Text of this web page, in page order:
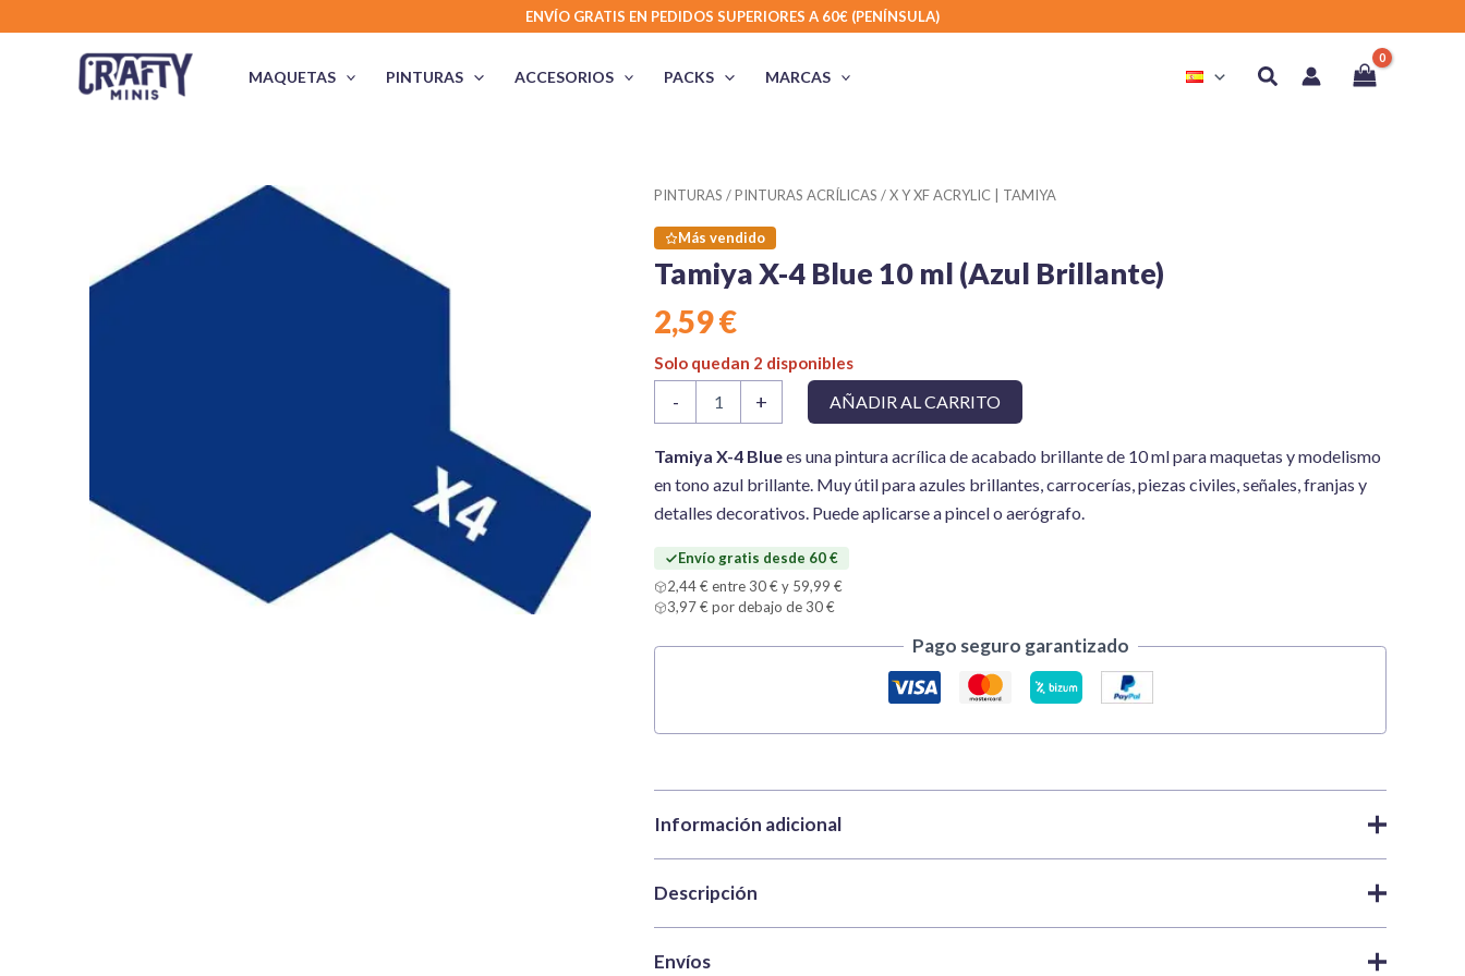
contenido
ENVÍO GRATIS EN PEDIDOS SUPERIORES A 60€ (PENÍNSULA)
MAQUETAS PINTURAS ACCESORIOS PACKS MARCAS Buscar
PINTURAS /PINTURAS ACRÍLICAS /X Y XF ACRYLIC | TAMIYA
Más vendido
Tamiya X-4 Blue 10 ml (Azul Brillante)
2,59€
Solo quedan 2 disponibles
-
Blue
(Azul
cantidad
+ AÑADIR AL CARRITO
Tamiya X-4 Bluees una pintura acrílica de acabado brillante de 10 ml para maquetas y modelismo
en tono azul brillante. Muy útil para azules brillantes, carrocerías, piezas civiles, señales, franjas y
detalles decorativos. Puede aplicarse a pincel o aerógrafo.
Envío gratis desde 60 €
2,44 € entre 30 € y 59,99 €
3,97 € por debajo de 30 €
Pago seguro garantizado
Información adicional
Marca
Categorías
Pinturas,Pinturas acrílicas,X y XF Acrylic | Tamiya
SKU
Descripción
Tamiya X-4 Blue
(Azul Brillante) es un color acrílico de acabado brillante de la gama X de Tamiya
Envíos